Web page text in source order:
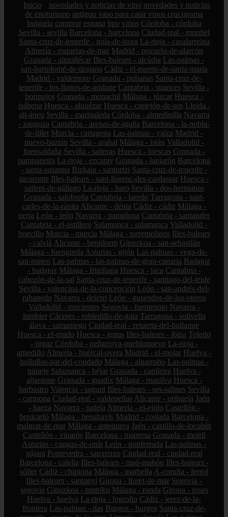
Inicio novedades y noticias de vino novedades y noticias
de enoturismo antiguo vaso para catar vinos crucigrama
bulgaria comprar espana tipo vinos Córdoba - córdoba
Sevilla - sevilla Barcelona - barcelona Ciudad-real - montiel
Santa-cruz-de-tenerife - guía-de-isora La-rioja - casalarreina
Almería - roquetas-de-mar Madrid - pozuelo-de-alarcón
Granada - almuñécar Illes-balears - alcúdia Las-palmas -
san-bartolomé-de-tirajana Cádiz - el-puerto-de-santa-maría
Madrid - valdemoro Granada - pulianas Santa-cruz-de-
tenerife - los-llanos-de-aridane Cantabria - suances Sevilla -
bormujos Granada - monachil Málaga - júzcar Huesca -
isábena Huesca - alquézar Huesca - castejón-de-sos Lleida -
alt-àneu Sevilla - marinaleda Córdoba - almedinilla Navarra
- zangoza Cantabria - arenas-de-iguña Barcelona - la-pobla-
de-lillet Murcia - cartagena Las-palmas - yaiza Madrid -
nuevo-baztán Sevilla - arahal Málaga - istán Valladolid -
fuensaldaña Sevilla - salteras Huesca - biescas Granada -
pampaneira La-rioja - ezcaray Granada - lanjarón Barcelona
- santa-susanna Bizkaia - santurtzi Santa-cruz-de-tenerife -
tacoronte Illes-balears - sant-llorenç-des-cardassar Huesca -
sallent-de-gállego La-rioja - haro Sevilla - dos-hermanas
Granada - salobreña Cantabria - laredo Tarragona - sant-
carles-de-la-ràpita Alicante - dénia Cádiz - cádiz Málaga -
nerja León - león Navarra - pamplona Cantabria - santander
Cantabria - el-astillero Salamanca - salamanca Valladolid -
boecillo Murcia - murcia Málaga - torremolinos Illes-balears
- calvià Alicante - benidorm Gipuzkoa - san-sebastián
Málaga - fuengirola Asturias - gijón Las-palmas - vega-de-
san-mateo Las-palmas - las-palmas-de-gran-canaria Badajoz
- badajoz Málaga - frigiliana Huesca - jaca Cantabria -
cabezón-de-la-sal Santa-cruz-de-tenerife - santiago-del-teide
Sevilla - valencina-de-la-concepción León - san-andrés-del-
rabanedo Navarra - deierri León - gusendos-de-los-oteros
Valladolid - mucientes Segovia - fuentesoto Navarra -
lumbier Cáceres - robledillo-de-gata Tarragona - solivella
álava - samaniego Ciudad-real - retuerta-del-bullaque
Huesca - el-grado Huesca - graus Illes-balears - ibiza Toledo
- orgaz Córdoba - peñarroya-pueblonuevo La-rioja -
arnedillo Almería - huércal-overa Madrid - el-molar Huelva -
bollullos-par-del-condado Málaga - algarrobo Las-palmas -
tuineje Salamanca - béjar Granada - capileira Huelva -
aljaraque Granada - guadix Málaga - manilva Huesca -
barbastro Valencia - sagunt Illes-balears - ses-salines Sevilla
- carmona Ciudad-real - valdepeñas Alicante - orihuela Jaén
- baeza Navarra - tudela Almería - el-ejido Castellón -
benicarló Málaga - benahavís Madrid - coslada Barcelona -
malgrat-de-mar Málaga - antequera Jaén - castillo-de-locubín
Castellón - vinaròs Barcelona - manresa Granada - motril
Asturias - cangas-de-onís León - ponferrada Las-palmas -
pájara Pontevedra - sanxenxo Ciudad-real - ciudad-real
Barcelona - calella Illes-balears - maó-mahón Illes-balears -
sóller Cádiz - chipiona Málaga - marbella A-coruña - ferrol
Illes-balears - santanyí Girona - lloret-de-mar Segovia -
segovia Gipuzkoa - mutriku Málaga - ronda Girona - roses
Huelva - huelva La-rioja - logroño Cádiz - jerez-de-la-
frontera Las-palmas - tías Burgos - burgos Santa-cruz-de-